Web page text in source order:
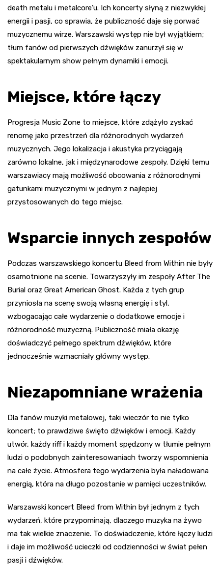
death metalu i metalcore’u. Ich koncerty słyną z niezwykłej
energii i pasji, co sprawia, że publiczność daje się porwać
muzycznemu wirze. Warszawski występ nie był wyjątkiem;
tłum fanów od pierwszych dźwięków zanurzył się w
spektakularnym show pełnym dynamiki i emocji.
Miejsce, które łączy
Progresja Music Zone to miejsce, które zdążyło zyskać
renomę jako przestrzeń dla różnorodnych wydarzeń
muzycznych. Jego lokalizacja i akustyka przyciągają
zarówno lokalne, jak i międzynarodowe zespoły. Dzięki temu
warszawiacy mają możliwość obcowania z różnorodnymi
gatunkami muzycznymi w jednym z najlepiej
przystosowanych do tego miejsc.
Wsparcie innych zespołów
Podczas warszawskiego koncertu Bleed from Within nie były
osamotnione na scenie. Towarzyszyły im zespoły After The
Burial oraz Great American Ghost. Każda z tych grup
przyniosła na scenę swoją własną energię i styl,
wzbogacając całe wydarzenie o dodatkowe emocje i
różnorodność muzyczną. Publiczność miała okazję
doświadczyć pełnego spektrum dźwięków, które
jednocześnie wzmacniały główny występ.
Niezapomniane wrażenia
Dla fanów muzyki metalowej, taki wieczór to nie tylko
koncert; to prawdziwe święto dźwięków i emocji. Każdy
utwór, każdy riff i każdy moment spędzony w tłumie pełnym
ludzi o podobnych zainteresowaniach tworzy wspomnienia
na całe życie. Atmosfera tego wydarzenia była naładowana
energią, która na długo pozostanie w pamięci uczestników.
Warszawski koncert Bleed from Within był jednym z tych
wydarzeń, które przypominają, dlaczego muzyka na żywo
ma tak wielkie znaczenie. To doświadczenie, które łączy ludzi
i daje im możliwość ucieczki od codzienności w świat pełen
pasji i dźwięków.